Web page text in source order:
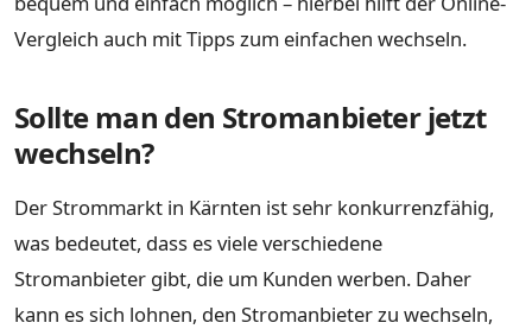
Vergleich auch mit Tipps zum einfachen wechseln.
Sollte man den Stromanbieter jetzt
wechseln?
Der Strommarkt in Kärnten ist sehr konkurrenzfähig,
was bedeutet, dass es viele verschiedene
Stromanbieter gibt, die um Kunden werben. Daher
kann es sich lohnen, den Stromanbieter zu wechseln,